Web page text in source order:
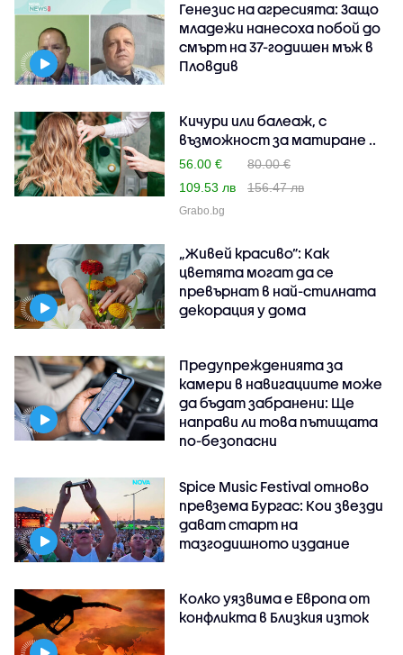
Генезис на агресията: Защо
младежи нанесоха побой до
смърт на 37-годишен мъж в
Пловдив
Кичури или балеаж, с
възможност за матиране ..
56.00 €
80.00 €
109.53 лв
156.47 лв
Grabo.bg
„Живей красиво”: Как
цветята могат да се
превърнат в най-стилната
декорация у дома
Предупрежденията за
камери в навигациите може
да бъдат забранени: Ще
направи ли това пътищата
по-безопасни
Spice Music Festival отново
превзема Бургас: Кои звезди
дават старт на
тазгодишното издание
Колко уязвима е Европа от
конфликта в Близкия изток